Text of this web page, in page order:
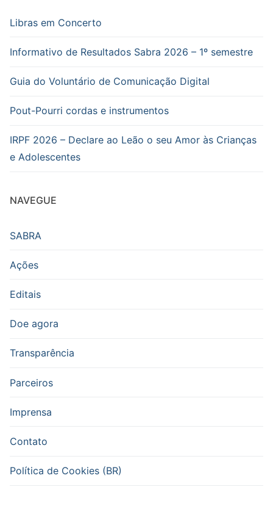
Libras em Concerto
Informativo de Resultados Sabra 2026 – 1º semestre
Guia do Voluntário de Comunicação Digital
Pout-Pourri cordas e instrumentos
IRPF 2026 – Declare ao Leão o seu Amor às Crianças
e Adolescentes
NAVEGUE
SABRA
Ações
Editais
Doe agora
Transparência
Parceiros
Imprensa
Contato
Política de Cookies (BR)